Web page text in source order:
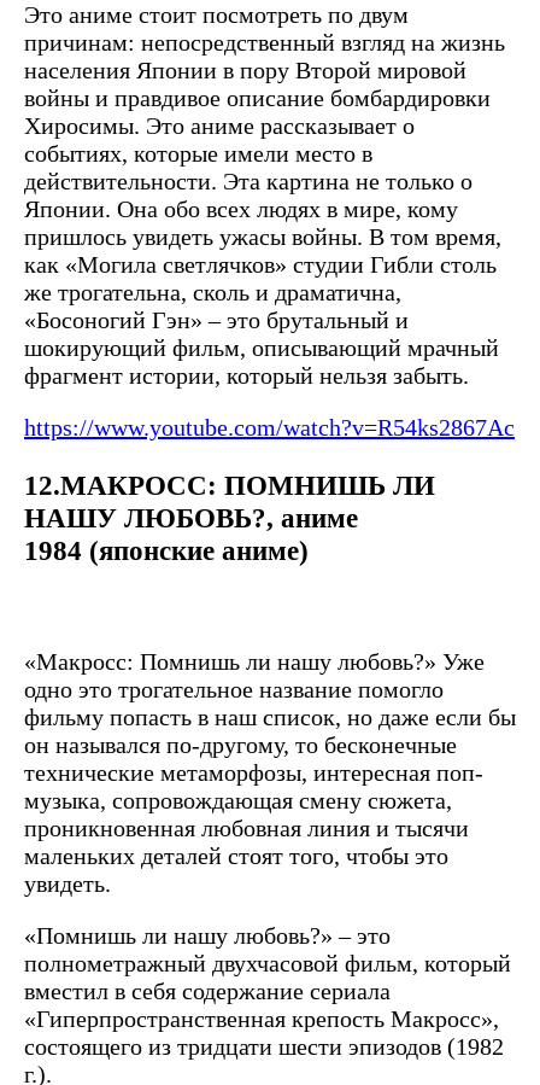
Это аниме стоит посмотреть по двум
причинам: непосредственный взгляд на жизнь
населения Японии в пору Второй мировой
войны и правдивое описание бомбардировки
Хиросимы. Это аниме рассказывает о
событиях, которые имели место в
действительности. Эта картина не только о
Японии. Она обо всех людях в мире, кому
пришлось увидеть ужасы войны. В том время,
как «Могила светлячков» студии Гибли столь
же трогательна, сколь и драматична,
«Босоногий Гэн» – это брутальный и
шокирующий фильм, описывающий мрачный
фрагмент истории, который нельзя забыть.
https://www.youtube.com/watch?v=R54ks2867Ac
12.МАКРОСС: ПОМНИШЬ ЛИ
НАШУ ЛЮБОВЬ?, аниме
1984 (японские аниме)
«Макросс: Помнишь ли нашу любовь?» Уже
одно это трогательное название помогло
фильму попасть в наш список, но даже если бы
он назывался по-другому, то бесконечные
технические метаморфозы, интересная поп-
музыка, сопровождающая смену сюжета,
проникновенная любовная линия и тысячи
маленьких деталей стоят того, чтобы это
увидеть.
«Помнишь ли нашу любовь?» – это
полнометражный двухчасовой фильм, который
вместил в себя содержание сериала
«Гиперпространственная крепость Макросс»,
состоящего из тридцати шести эпизодов (1982
г.).